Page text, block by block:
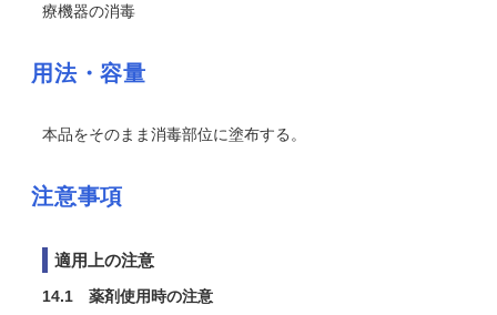
療機器の消毒
用法・容量
本品をそのまま消毒部位に塗布する。
注意事項
適用上の注意
14.1 薬剤使用時の注意